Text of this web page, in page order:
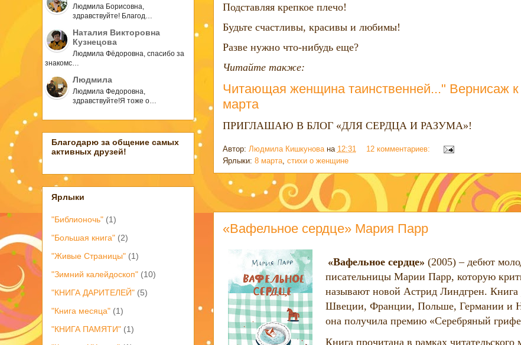
Подставляя крепкое плечо!
Будьте счастливы, красивы и любимы!
Разве нужно что-нибудь еще?
Читайте также:
Читающая женщина таинственней..." Вернисаж к
марта
ПРИГЛАШАЮ В БЛОГ «ДЛЯ СЕРДЦА И РАЗУМА»!
Автор: Людмила Кишкунова на 12:31
12 комментариев:
Ярлыки: 8 марта, стихи о женщине
«Вафельное сердце» Мария Парр
«Вафельное сердце» (2005) – дебют
писательницы Марии Парр, которую
называют новой Астрид Линдгрен.
Швеции, Франции, Польше, Германии и
она получила премию «Серебряный
Книга прочитана в рамках читательского
Людмила Борисовна,
здравствуйте! Благод…
Наталия Викторовна
Кузнецова
Людмила Фёдоровна, спасибо за
знакомс…
Людмила
Людмила Федоровна,
здравствуйте!Я тоже о…
Благодарю за общение самых
активных друзей!
Ярлыки
"Библионочь" (1)
"Большая книга" (2)
"Живые Страницы" (1)
"Зимний калейдоскоп" (10)
"КНИГА ДАРИТЕЛЕЙ" (5)
"Книга месяца" (1)
"КНИГА ПАМЯТИ" (1)